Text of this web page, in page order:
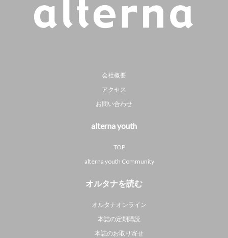
会社概要
アクセス
お問い合わせ
alterna youth
TOP
alterna youth Community
オルタナを読む
オルタナオンライン
本誌の定期購読
本誌のお取り寄せ